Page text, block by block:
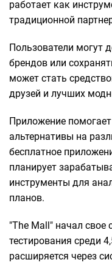
работает как
традиционной
Пользователи могут
брендов или
может стать
друзей и лучших
Приложение
альтернативы на
бесплатное
планирует
инструменты для
планов.
"The Mall" начал свое
тестирования среди
расширяется через